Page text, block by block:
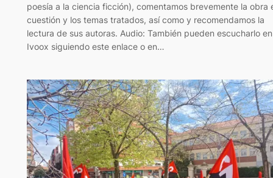
poesía a la ciencia ficción), comentamos brevemente la obra
cuestión y los temas tratados, así como y recomendamos la
lectura de sus autoras. Audio: También pueden escucharlo en
Ivoox siguiendo este enlace o en…